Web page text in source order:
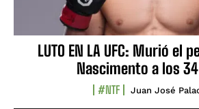
LUTO EN LA UFC: Murió el
Nascimento a los
#NTF Juan José